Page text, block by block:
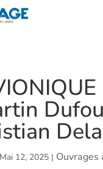
Mai 12, 2025| Ouvrages